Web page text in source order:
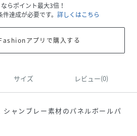
らポイント最大3倍！
達成が必要です。 詳しくはこちら
アプリで購入する
サイズ レビュー(0)
シャンブレー素材のパネルボールパ